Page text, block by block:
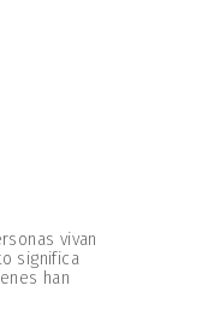
vivan
significa
han